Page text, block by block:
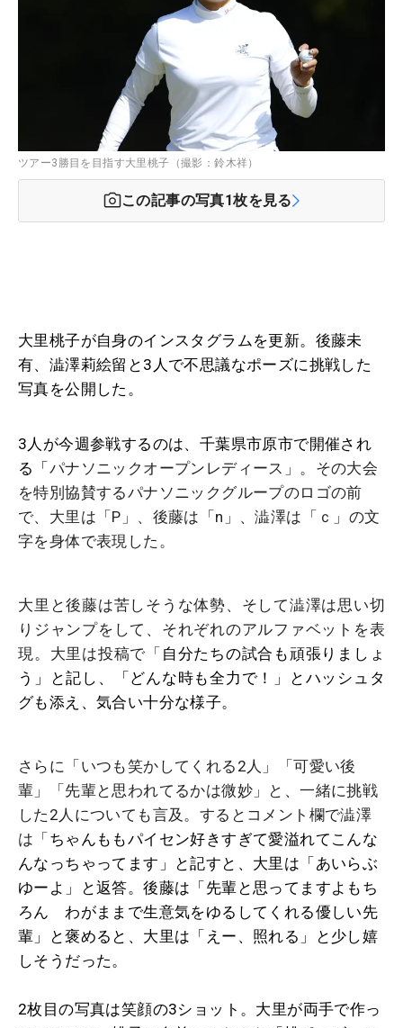
ツアー3勝目を目指す大里桃子（撮影：鈴木祥）
この記事の写真1枚を見る
大里桃子が自身のインスタグラムを更新。後藤未
有、澁澤莉絵留と3人で不思議なポーズに挑戦した
写真を公開した。
3人が今週参戦するのは、千葉県市原市で開催され
る「パナソニックオープンレディース」。その大会
を特別協賛するパナソニックグループのロゴの前
で、大里は「P」、後藤は「n」、澁澤は「ｃ」の文
字を身体で表現した。
大里と後藤は苦しそうな体勢、そして澁澤は思い切
りジャンプをして、それぞれのアルファベットを表
現。大里は投稿で「 自分たちの試合も頑張りましょ
う」と記し、「どんな時も全力で！」とハッシュタ
グも添え、気合い十分な様子。
さらに「いつも笑かしてくれる2人」「可愛い後
輩」「先輩と思われてるかは微妙」と、一緒に挑戦
した2人についても言及。するとコメント欄で澁澤
は「ちゃんももパイセン好きすぎて愛溢れてこんな
んなっちゃってます」と記すと、大里は「あいらぶ
ゆーよ」と返答。後藤は「先輩と思ってますよもち
ろん わがままで生意気をゆるしてくれる優しい先
輩」と褒めると、大里は「えー、照れる」と少し嬉
しそうだった。
2枚目の写真は笑顔の3ショット。大里が両手で作っ